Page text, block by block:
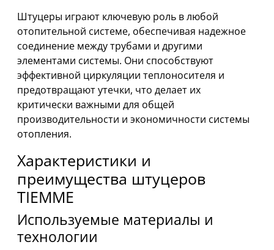
Штуцеры играют ключевую роль в любой
отопительной системе, обеспечивая надежное
соединение между трубами и другими
элементами системы. Они способствуют
эффективной циркуляции теплоносителя и
предотвращают утечки, что делает их
критически важными для общей
производительности и экономичности системы
отопления.
Характеристики и
преимущества штуцеров
TIEMME
Используемые материалы и
технологии